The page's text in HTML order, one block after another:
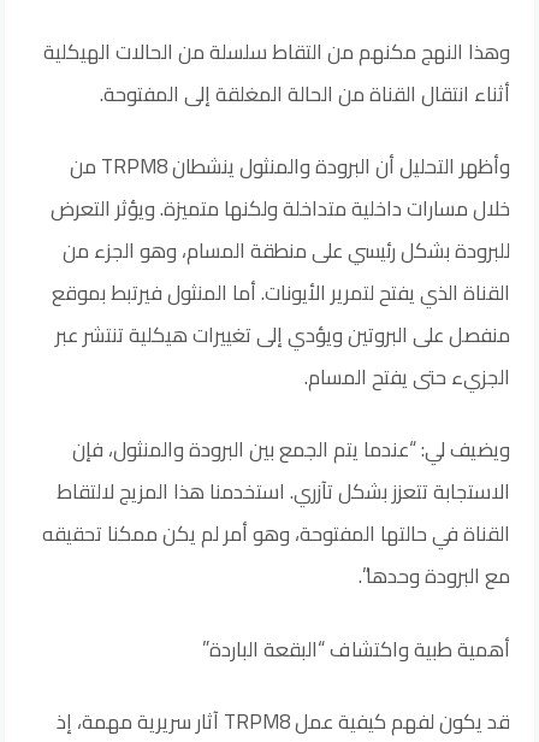
وهذا النهج مكنهم من التقاط سلسلة من الحالات الهيكلية
أثناء انتقال القناة من الحالة المغلقة إلى المفتوحة.
وأظهر التحليل أن البرودة والمنثول ينشطان TRPM8 من
خلال مسارات داخلية متداخلة ولكنها متميزة. ويؤثر التعرض
للبرودة بشكل رئيسي على منطقة المسام، وهو الجزء من
القناة الذي يفتح لتمرير الأيونات. أما المنثول فيرتبط بموقع
منفصل على البروتين ويؤدي إلى تغييرات هيكلية تنتشر عبر
الجزيء حتى يفتح المسام.
ويضيف لي: “عندما يتم الجمع بين البرودة والمنثول، فإن
الاستجابة تتعزز بشكل تآزري. استخدمنا هذا المزيج لالتقاط
القناة في حالتها المفتوحة، وهو أمر لم يكن ممكنا تحقيقه
مع البرودة وحدها”.
أهمية طبية واكتشاف “البقعة الباردة”
قد يكون لفهم كيفية عمل TRPM8 آثار سريرية مهمة، إذ